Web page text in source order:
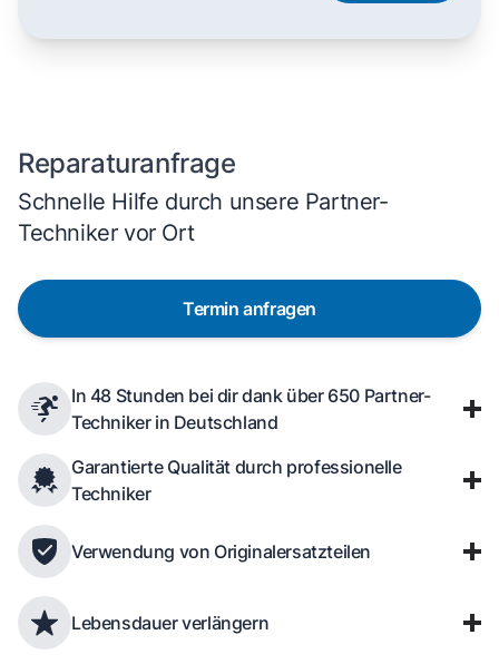
Reparaturanfrage
Schnelle Hilfe durch unsere Partner-
Techniker vor Ort
Termin anfragen
In 48 Stunden bei dir dank über 650 Partner-
Techniker in Deutschland
Garantierte Qualität durch professionelle
Techniker
Verwendung von Originalersatzteilen
Lebensdauer verlängern